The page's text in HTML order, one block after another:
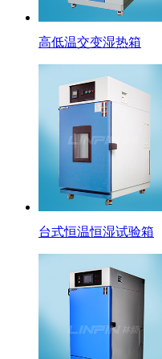
高低温交变湿热箱
台式恒温恒湿试验箱